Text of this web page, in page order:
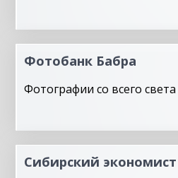
Фотобанк Бабра
Фотографии со всего
Сибирский экономист